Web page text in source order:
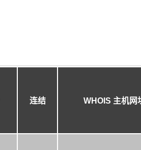
连结 WHOIS 主机网